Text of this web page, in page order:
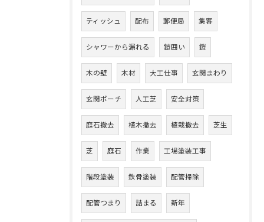
ティッシュ 配布 郵便局 集客
シャワーから漏れる 鎧囲い 鎧
木の壁 木材 大工仕事 玄関まわり
玄関ポーチ 人工芝 安全対策
庭石撤去 植木撤去 植栽撤去 芝生
芝 庭石 作業 工場塗装工事
階段塗装 鉄骨塗装 配管掃除
配管つまり 詰まる 新年